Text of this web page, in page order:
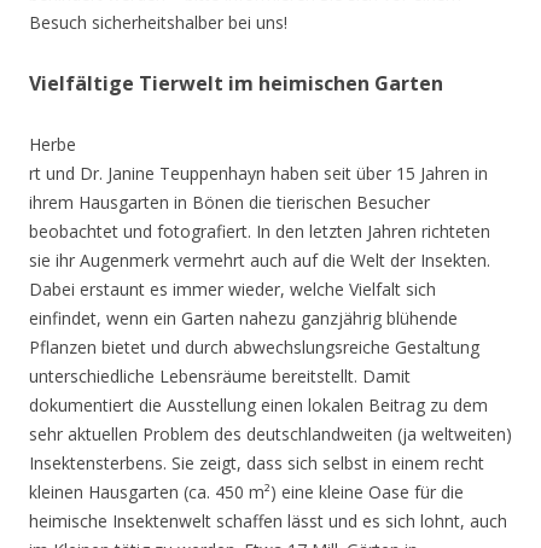
Besuch sicherheitshalber bei uns!
Vielfältige Tierwelt im heimischen Garten
Herbe
rt und Dr. Janine Teuppenhayn haben seit über 15 Jahren in
ihrem Hausgarten in Bönen die tierischen Besucher
beobachtet und fotografiert. In den letzten Jahren richteten
sie ihr Augenmerk vermehrt auch auf die Welt der Insekten.
Dabei erstaunt es immer wieder, welche Vielfalt sich
einfindet, wenn ein Garten nahezu ganzjährig blühende
Pflanzen bietet und durch abwechslungsreiche Gestaltung
unterschiedliche Lebensräume bereitstellt. Damit
dokumentiert die Ausstellung einen lokalen Beitrag zu dem
sehr aktuellen Problem des deutschlandweiten (ja weltweiten)
Insektensterbens. Sie zeigt, dass sich selbst in einem recht
kleinen Hausgarten (ca. 450 m²) eine kleine Oase für die
heimische Insektenwelt schaffen lässt und es sich lohnt, auch